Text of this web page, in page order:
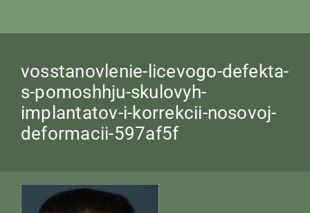
vosstanovlenie-licevogo-defekta-
s-pomoshhju-skulovyh-
implantatov-i-korrekcii-nosovoj-
deformacii-597af5f